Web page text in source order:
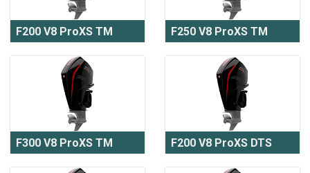
F200 V8 ProXS TM F250 V8 ProXS TM
F300 V8 ProXS TM F200 V8 ProXS DTS